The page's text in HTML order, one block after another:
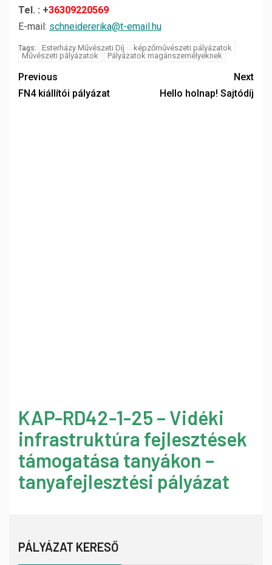
Tel. : +36309220569
E-mail: schneidererika@t-email.hu
Tags: Esterházy Művészeti Díj
képzőművészeti pályázatok
Művészeti pályázatok
Pályázatok magánszemélyeknek
Previous
FN4 kiállítói pályázat
Next
Hello holnap! Sajtódíj
KAP-RD42-1-25 – Vidéki
infrastruktúra fejlesztések
támogatása tanyákon –
tanyafejlesztési pályázat
PÁLYÁZAT KERESŐ